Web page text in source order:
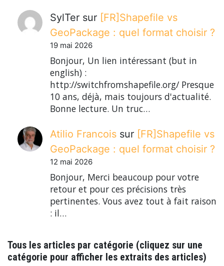
SylTer sur
[FR]Shapefile vs
GeoPackage : quel format choisir ?
19 mai 2026
Bonjour, Un lien intéressant (but in
english) :
http://switchfromshapefile.org/ Presque
10 ans, déjà, mais toujours d'actualité.
Bonne lecture. Un truc…
Atilio Francois sur [FR]Shapefile vs
GeoPackage : quel format choisir ?
12 mai 2026
Bonjour, Merci beaucoup pour votre
retour et pour ces précisions très
pertinentes. Vous avez tout à fait raison
: il…
Tous les articles par catégorie (cliquez sur une
catégorie pour afficher les extraits des articles)